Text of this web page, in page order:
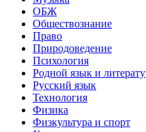
ОБЖ
Обществознание
Право
Природоведение
Психология
Родной язык и
Русский язык
Технология
Физика
Физкультура и спорт